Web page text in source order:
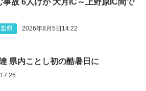
事故 6人けが 大月IC～上野原IC間で
県 2026年8月5日14:22
県内ことし初の酷暑日に